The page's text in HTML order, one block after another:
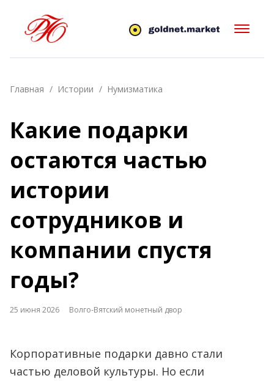
Главная Истории Нумизматика
Какие подарки
остаются частью
истории
сотрудников и
компании спустя
годы?
25 июня 2026 Волго-Вятский монетный двор
Корпоративные подарки давно стали
частью деловой культуры. Но если